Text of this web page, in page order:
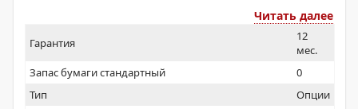
Читать далее
Гарантия
12
мес.
Запас бумаги стандартный
0
Тип
Опции